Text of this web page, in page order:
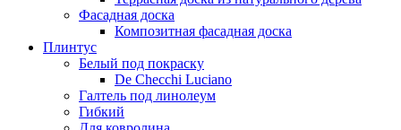
Фасадная доска
Композитная фасадная доска
Плинтус
Белый под покраску
De Checchi Luciano
Галтель под линолеум
Гибкий